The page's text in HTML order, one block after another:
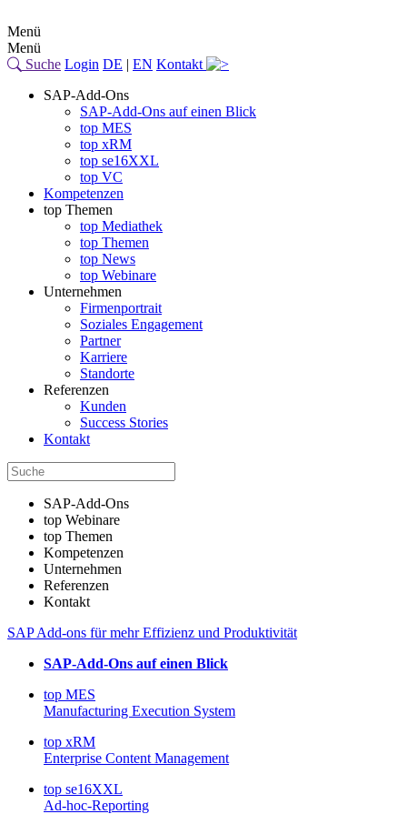
Menü
Menü
Suche Login DE | EN Kontakt
SAP-Add-Ons
SAP-Add-Ons auf einen Blick
top MES
top xRM
top se16XXL
top VC
Kompetenzen
top Themen
top Mediathek
top Themen
top News
top Webinare
Unternehmen
Firmenportrait
Soziales Engagement
Partner
Karriere
Standorte
Referenzen
Kunden
Success Stories
Kontakt
SAP-Add-Ons
top Webinare
top Themen
Kompetenzen
Unternehmen
Referenzen
Kontakt
SAP Add-ons für mehr Effizienz und Produktivität
SAP-Add-Ons auf einen Blick
top MES
Manufacturing Execution System
top xRM
Enterprise Content Management
top se16XXL
Ad-hoc-Reporting